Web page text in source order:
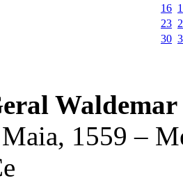
16
23
30
1559 –